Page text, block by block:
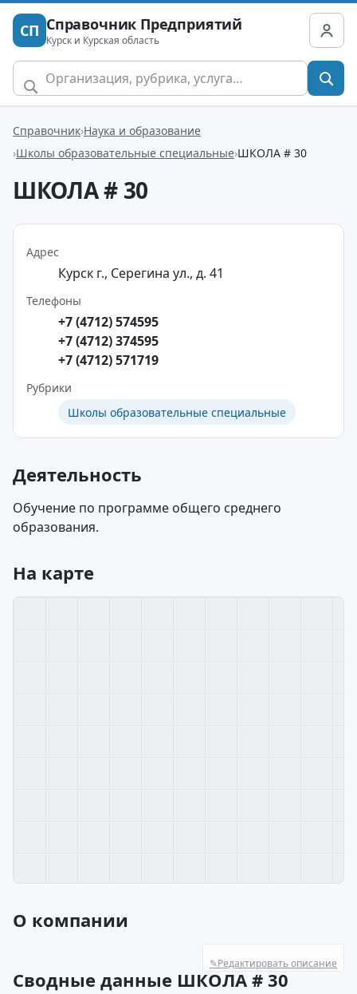
СП Справочник Предприятий
Курск и Курская область
Справочник Наука и образование
Школы образовательные специальные ШКОЛА # 30
ШКОЛА # 30
Адрес
Курск г., Серегина ул., д. 41
Телефоны
+7 (4712) 574595
+7 (4712) 374595
+7 (4712) 571719
Рубрики
Школы образовательные специальные
Деятельность
Обучение по программе общего среднего
образования.
На карте
О компании
✎Редактировать описание
Сводные данные ШКОЛА # 30